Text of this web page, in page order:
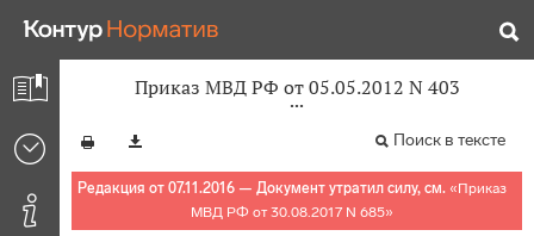
Приказ МВД РФ от 05.05.2012 N 403
Поиск в тексте
Редакция от 07.11.2016 — Документ утратил силу, см. «Приказ
МВД РФ от 30.08.2017 N 685»